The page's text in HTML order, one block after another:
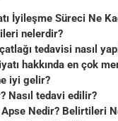
İyileşme Süreci Ne
nelerdir?
tedavisi nasıl
hakkında en çok
iyi gelir?
Nasıl tedavi edilir?
Nedir? Belirtileri